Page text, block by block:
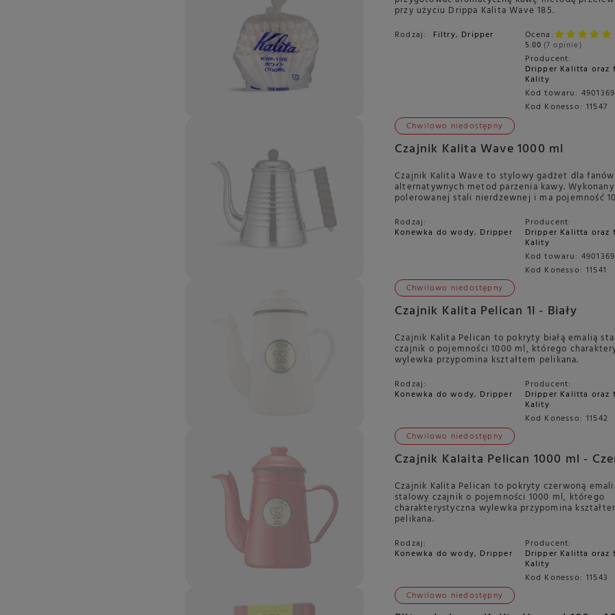
przy użyciu Drippa Kalita Wave 185.
Rodzaj: Filtry, Dripper Ocena:
5.00 7 opinie
Producent:
Dripper Kalitta
Kality
Kod towaru:
Kod Konesso: 11547
Chwilowo niedostępny
Czajnik Kalita Wave 1000 ml
Czajnik Kalita Wave to stylowy gadżet dla fanów
alternatywnych metod parzenia kawy.
polerowanej stali nierdzewnej i ma pojemność
Rodzaj:
Konewka do wody, Dripper
Producent:
Dripper Kalitta
Kality
Kod towaru:
Kod Konesso: 11541
Chwilowo niedostępny
Czajnik Kalita Pelican 1l - Biały
Czajnik Kalita Pelican to pokryty białą emalią
czajnik o pojemności 1000 ml, którego
wylewka przypomina kształtem pelikana.
Rodzaj:
Konewka do wody, Dripper
Producent:
Dripper Kalitta
Kality
Kod Konesso: 11542
Chwilowo niedostępny
Czajnik Kalaita Pelican 1000 ml -
Czajnik Kalita Pelican to pokryty czerwoną
stalowy czajnik o pojemności 1000 ml, którego
charakterystyczna wylewka przypomina
pelikana.
Rodzaj:
Konewka do wody, Dripper
Producent:
Dripper Kalitta
Kality
Kod Konesso: 11543
Chwilowo niedostępny